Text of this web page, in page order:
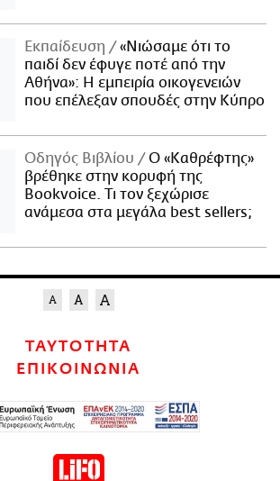
Εκπαίδευση
«Νιώσαμε ότι το
παιδί δεν έφυγε ποτέ από την
Αθήνα»: Η εμπειρία οικογενειών
που επέλεξαν σπουδές στην Κύπρο
Οδηγός Βιβλίου
Ο «Καθρέφτης»
βρέθηκε στην κορυφή της
Bookvoice. Τι τον ξεχώρισε
ανάμεσα στα μεγάλα best sellers;
ΤΑΥΤΟΤΗΤΑ
ΕΠΙΚΟΙΝΩΝΙΑ